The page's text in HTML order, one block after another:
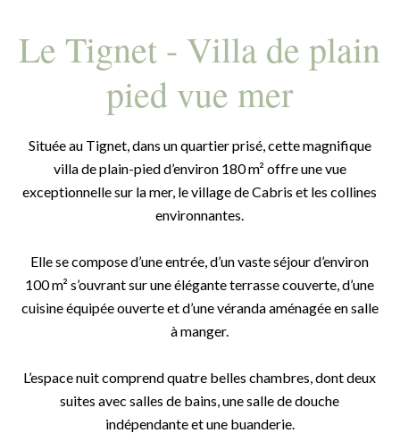
Le Tignet - Villa de plain
pied vue mer
Située au Tignet, dans un quartier prisé, cette magnifique
villa de plain-pied d’environ 180 m² offre une vue
exceptionnelle sur la mer, le village de Cabris et les collines
environnantes.
Elle se compose d’une entrée, d’un vaste séjour d’environ
100 m² s’ouvrant sur une élégante terrasse couverte, d’une
cuisine équipée ouverte et d’une véranda aménagée en salle
à manger.
L’espace nuit comprend quatre belles chambres, dont deux
suites avec salles de bains, une salle de douche
indépendante et une buanderie.